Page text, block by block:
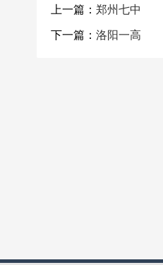
上一篇： 郑州七中
下一篇： 洛阳一高